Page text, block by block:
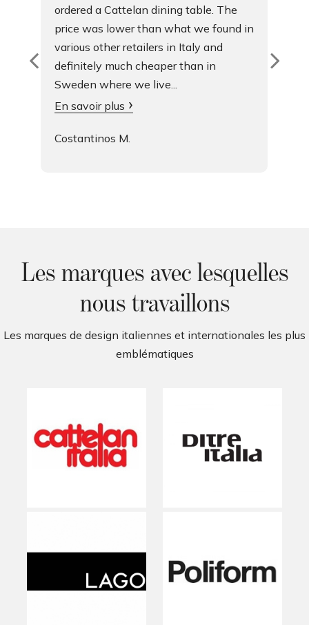
ordered a Cattelan dining table. The
price was lower than what we found in
various other retailers in Italy and
definitely much cheaper than in
Sweden where we live...
En savoir plus
Costantinos M.
Les marques avec lesquelles
nous travaillons
Les marques de design italiennes et internationales les plus
emblématiques